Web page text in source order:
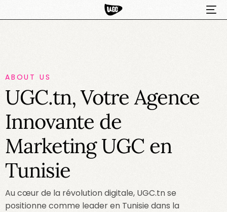
ABOUT US
UGC.tn, Votre Agence
Innovante de
Marketing UGCen
Tunisie
Au cœur de la révolution digitale, UGC.tn se
positionne comme leader en Tunisie dans la
HOT